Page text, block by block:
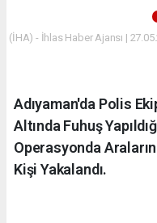
(İHA) - İhlas Haber Ajansı |
Adıyaman'da Polis
Altında Fuhuş
Operasyonda
Kişi Yakalandı.